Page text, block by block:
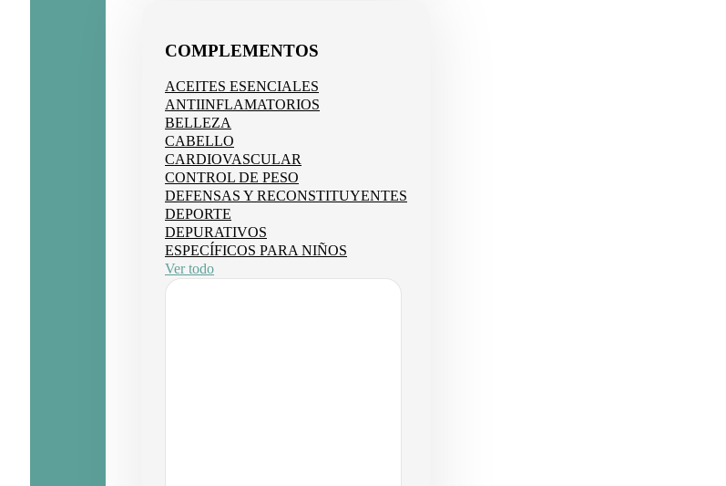
COMPLEMENTOS
ACEITES ESENCIALES
ANTIINFLAMATORIOS
BELLEZA
CABELLO
CARDIOVASCULAR
CONTROL DE PESO
DEFENSAS Y RECONSTITUYENTES
DEPORTE
DEPURATIVOS
ESPECÍFICOS PARA NIÑOS
Ver todo